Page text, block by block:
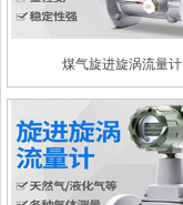
煤气旋进旋涡流量计